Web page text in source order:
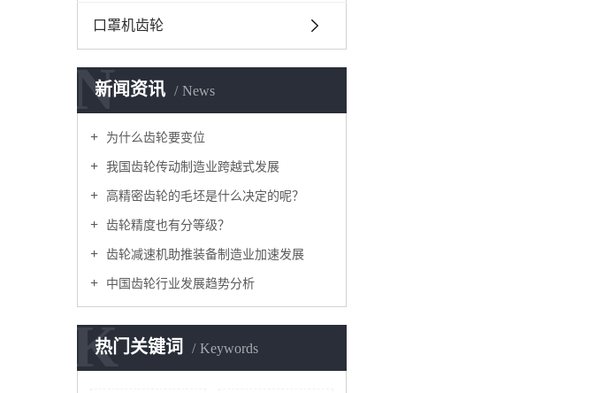
口罩机齿轮
新闻资讯 News
N
为什么齿轮要变位
我国齿轮传动制造业跨越式发展
高精密齿轮的毛坯是什么决定的呢？
齿轮精度也有分等级？
齿轮减速机助推装备制造业加速发展
中国齿轮行业发展趋势分析
热门关键词 Keywords
K